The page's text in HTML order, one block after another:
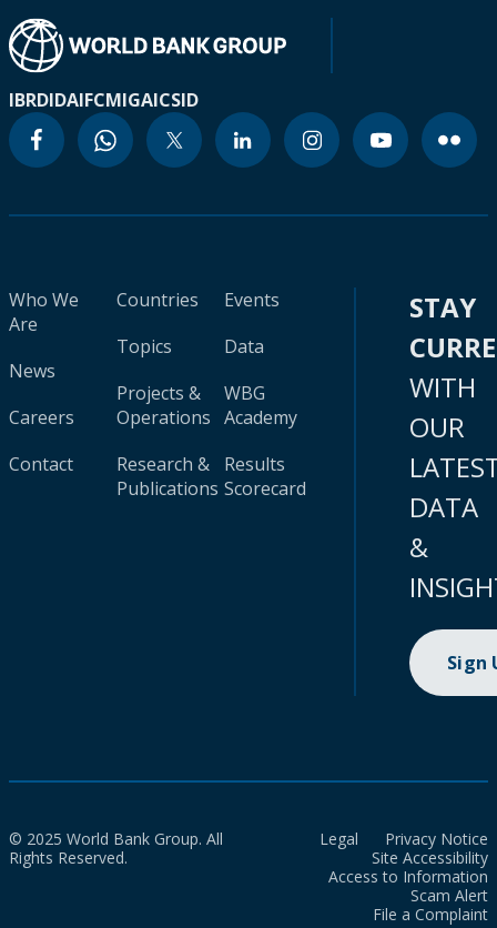
IBRDIDAIFCMIGAICSID
Who We
Are
News
Careers
Contact
Countries
Topics
Projects &
Operations
Research &
Publications
Events
Data
WBG
Academy
Results
Scorecard
STAY
WITH
OUR
DATA
&
Sign
© 2025 World Bank Group. All
Rights Reserved.
Legal
Privacy Notice
Site Accessibility
Access to Information
Scam Alert
File a Complaint